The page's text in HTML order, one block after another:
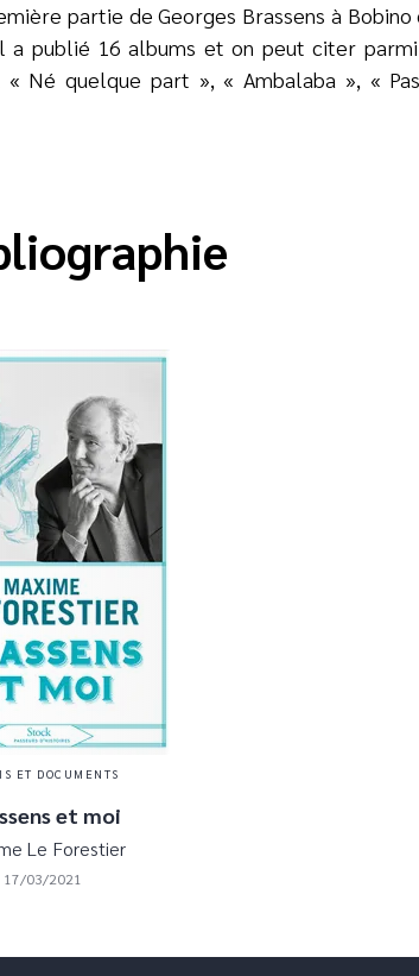
partie de Georges Brassens à
a publié 16 albums et on peut citer parmi
« Né quelque part », « Ambalaba », «
ET DOCUMENTS
et moi
Le Forestier
17/03/2021